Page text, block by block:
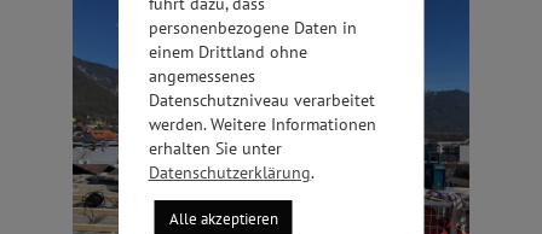
personenbezogene Daten in
einem Drittland ohne
angemessenes
Datenschutzniveau verarbeitet
werden. Weitere Informationen
erhalten Sie unter
Datenschutzerklärung.
Alle akzeptieren